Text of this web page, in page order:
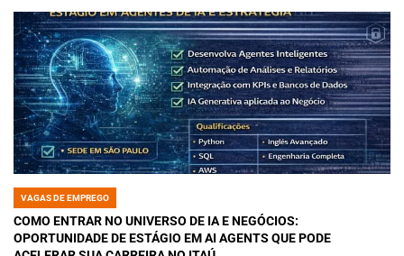
POSTED
IN
VAGAS DE EMPREGO
COMO ENTRAR NO UNIVERSO DE IA E NEGÓCIOS:
OPORTUNIDADE DE ESTÁGIO EM AI AGENTS QUE PODE